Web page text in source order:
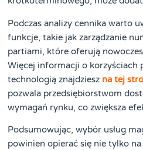
Podczas analizy cennika warto
funkcje, takie jak zarządzanie
partiami, które oferują
Więcej informacji o korzyściach
technologią znajdziesz na tej
pozwala przedsiębiorstwom
wymagań rynku, co zwiększa
Podsumowując, wybór usług
powinien opierać się nie tylko